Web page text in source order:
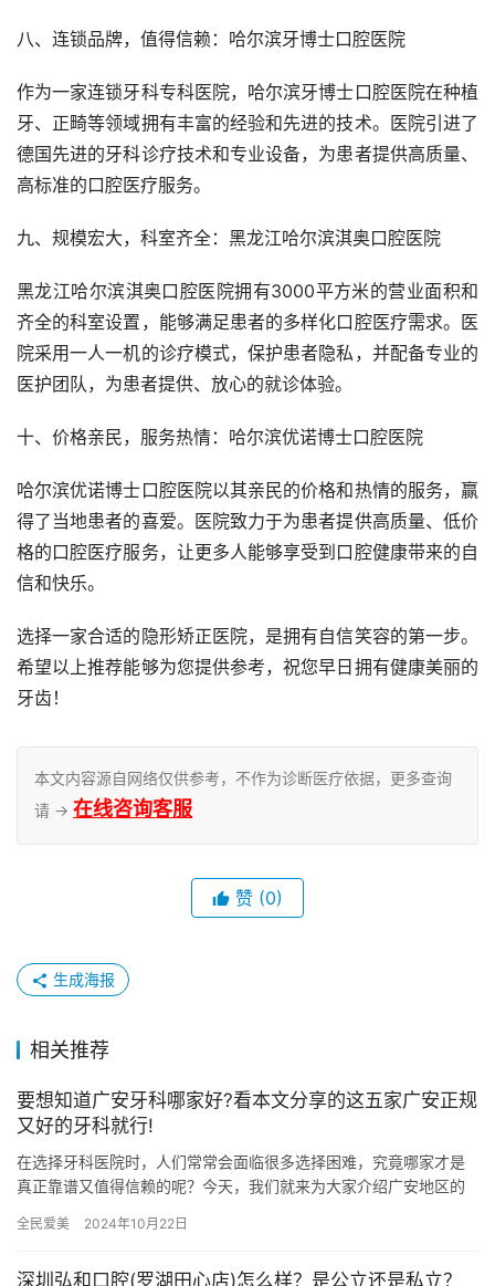
八、连锁品牌，值得信赖：哈尔滨牙博士口腔医院
作为一家连锁牙科专科医院，哈尔滨牙博士口腔医院在种植
牙、正畸等领域拥有丰富的经验和先进的技术。医院引进了
德国先进的牙科诊疗技术和专业设备，为患者提供高质量、
高标准的口腔医疗服务。
九、规模宏大，科室齐全：黑龙江哈尔滨淇奥口腔医院
黑龙江哈尔滨淇奥口腔医院拥有3000平方米的营业面积和
齐全的科室设置，能够满足患者的多样化口腔医疗需求。医
院采用一人一机的诊疗模式，保护患者隐私，并配备专业的
医护团队，为患者提供、放心的就诊体验。
十、价格亲民，服务热情：哈尔滨优诺博士口腔医院
哈尔滨优诺博士口腔医院以其亲民的价格和热情的服务，赢
得了当地患者的喜爱。医院致力于为患者提供高质量、低价
格的口腔医疗服务，让更多人能够享受到口腔健康带来的自
信和快乐。
选择一家合适的隐形矫正医院，是拥有自信笑容的第一步。
希望以上推荐能够为您提供参考，祝您早日拥有健康美丽的
牙齿！
本文内容源自网络仅供参考，不作为诊断医疗依据，更多查询
请 → 在线咨询客服
赞 (0)
生成海报
相关推荐
要想知道广安牙科哪家好?看本文分享的这五家广安正规
又好的牙科就行!
在选择牙科医院时，人们常常会面临很多选择困难，究竟哪家才是
真正靠谱又值得信赖的呢？今天，我们就来为大家介绍广安地区的
爱牙…
全民爱美 2024年10月22日
深圳弘和口腔(罗湖田心店)怎么样？是公立还是私立？